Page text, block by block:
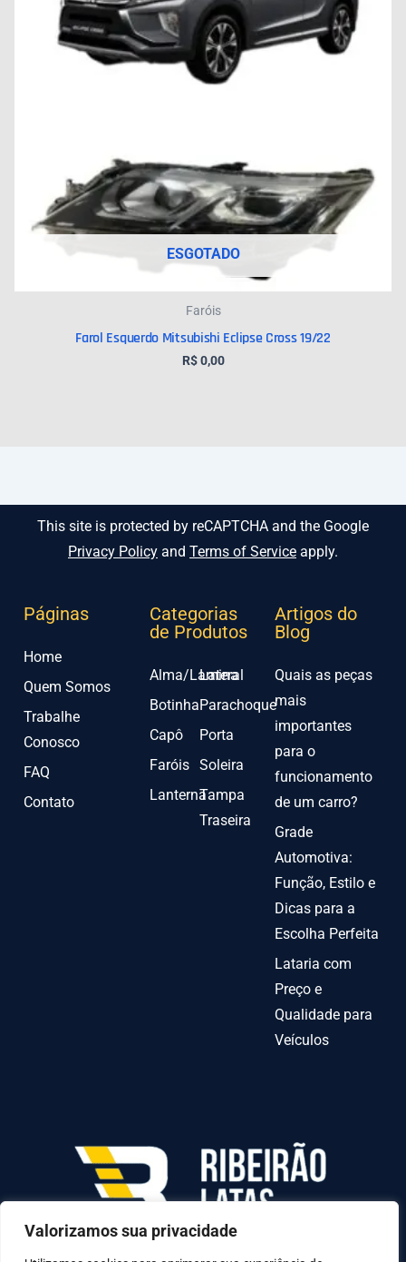
Valorizamos sua privacidade
ESGOTADO
Faróis
Farol Esquerdo Mitsubishi Eclipse Cross 19/22
R$0,00
This site is protected by reCAPTCHA and the Google
Privacy Policy and Terms of Service apply.
Páginas
Home
Quem Somos
Trabalhe
Conosco
FAQ
Contato
Categorias
de Produtos
Alma/Lamina
Botinha
Capô
Faróis
Lanterna
Lateral
Parachoque
Porta
Soleira
Tampa
Traseira
Artigos do
Blog
Quais as peças
mais
importantes
para o
funcionamento
de um carro?
Grade
Automotiva:
Função, Estilo e
Dicas para a
Escolha Perfeita
Lataria com
Preço e
Qualidade para
Veículos
AV INDEPENDENCIA º 6378 QUADRA70-C LOTE
31-A, Goiânia - GO, 74070-010